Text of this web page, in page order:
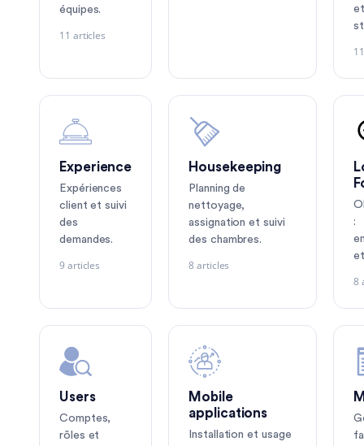
équipes.
11 articles
Experience
Expériences
client et suivi
des
demandes.
9 articles
Housekeeping
Planning de
nettoyage,
assignation et suivi
des chambres.
8 articles
:
8
Users
Comptes,
rôles et
Mobile
applications
Installation et usage